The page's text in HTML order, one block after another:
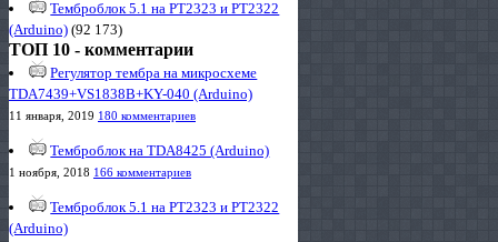
Темброблок 5.1 на PT2323 и PT2322
(Arduino) (92 173)
ТОП 10 - комментарии
Регулятор тембра на микросхеме
TDA7439+VS1838B+KY-040 (Arduino)
11 января, 2019 180 комментариев
Темброблок на TDA8425 (Arduino)
1 ноября, 2018 166 комментариев
Темброблок 5.1 на PT2323 и PT2322
(Arduino)